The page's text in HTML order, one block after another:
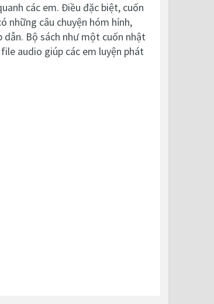
các em. Điều đặc biệt, cuốn
những câu chuyện hóm hỉnh,
dẫn. Bộ sách như một cuốn nhật
audio giúp các em luyện phát